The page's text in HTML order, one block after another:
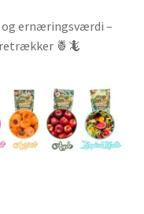
ernæringsværdi –
🍍🦎